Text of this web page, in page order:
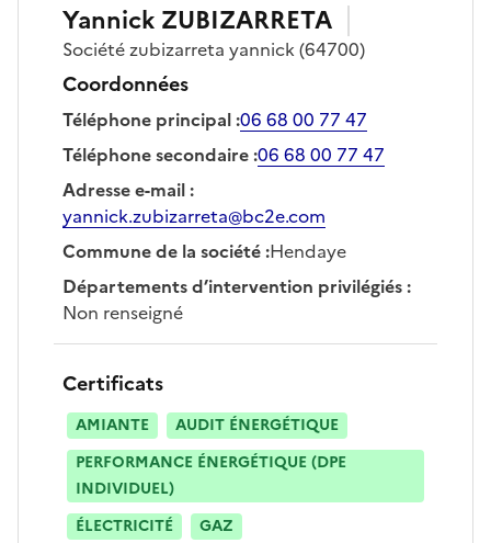
Yannick ZUBIZARRETA
Sociétézubizarreta yannick (64700)
Coordonnées
Téléphone principal:06 68 00 77 47
Téléphone secondaire:06 68 00 77 47
Adresse e-mail:
yannick.zubizarreta@bc2e.com
Commune de la société:Hendaye
Départements d’intervention privilégiés:
Non renseigné
Certificats
AMIANTE
AUDIT ÉNERGÉTIQUE
PERFORMANCE ÉNERGÉTIQUE (DPE
INDIVIDUEL)
ÉLECTRICITÉ
GAZ